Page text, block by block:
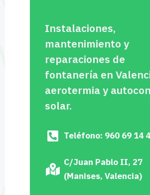
Instalaciones,
mantenimiento y
reparaciones de
fontanería en
aerotermia y
solar.
Teléfono: 960 69 14
C/Juan Pablo II, 27
(Manises, Valencia)